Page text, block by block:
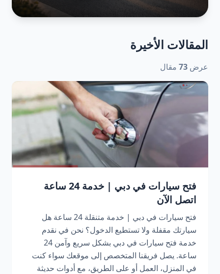
المقالات الأخيرة
عرض 73 مقال
فتح سيارات في دبي | خدمة 24 ساعة
اتصل الآن
فتح سيارات في دبي | خدمة متنقلة 24 ساعة هل
سيارتك مقفلة ولا تستطيع الدخول؟ نحن في نقدم
خدمة فتح سيارات في دبي بشكل سريع وآمن 24
ساعة. يصل فريقنا المتخصص إلى موقعك سواء كنت
في المنزل، العمل أو على الطريق، مع أدوات حديثة